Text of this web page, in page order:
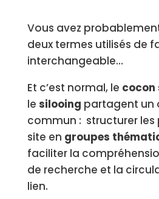
Vous avez
deux termes utilisés de
interchangeable…
Et c’est normal, le cocon
le silooing partagent un
commun : structurer les
site en groupes
faciliter la
de recherche et la
lien.